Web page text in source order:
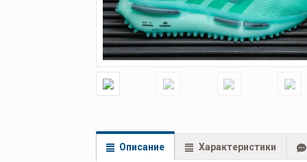
Описание Характеристики